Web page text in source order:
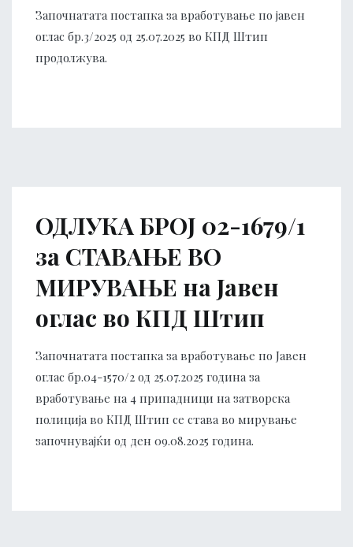
Започнатата постапка за вработување по јавен
оглас бр.3/2025 од 25.07.2025 во КПД Штип
продолжува.
ОДЛУКА БРОЈ 02-1679/1
за СТАВАЊЕ ВО
МИРУВАЊЕ на Јавен
оглас во КПД Штип
Започнатата постапка за вработување по Јавен
оглас бр.04-1570/2 од 25.07.2025 година за
вработување на 4 припадници на затворска
полиција во КПД Штип се става во мирување
започнувајќи од ден 09.08.2025 година.